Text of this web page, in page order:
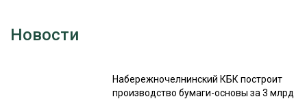
Новости
Набережночелнинский КБК построит
производство бумаги-основы за 3 млрд